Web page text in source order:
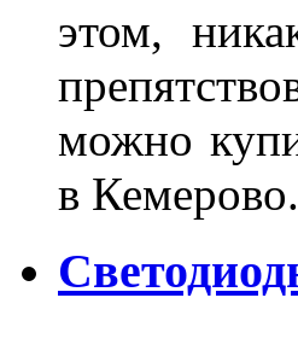
этом,
можно
в Кемерово.